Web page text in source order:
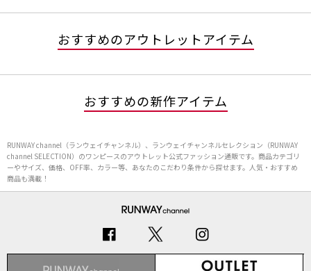
おすすめのアウトレットアイテム
おすすめの新作アイテム
RUNWAY channel（ランウェイチャンネル）、ランウェイチャンネルセレクション（RUNWAY
channel SELECTION）のワンピースのアウトレット公式ファッション通販です。商品カテゴリ
ーやサイズ、価格、OFF率、カラー等、あなたのこだわり条件から探せます。人気・おすすめ
商品も満載！